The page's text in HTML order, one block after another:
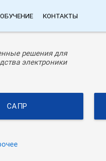
ОБУЧЕНИЕ КОНТАКТЫ
решения для
электроники
САПР